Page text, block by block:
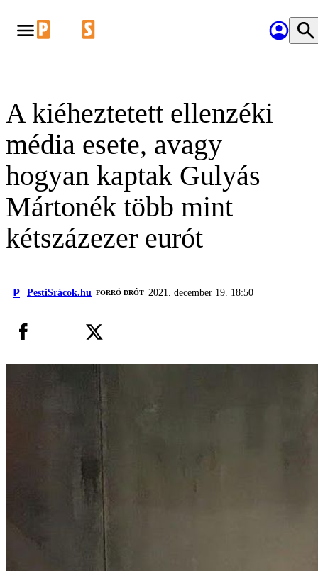
A kiéheztetett ellenzéki
média esete, avagy
hogyan kaptak Gulyás
Mártonék több mint
kétszázezer eurót
P PestiSrácok.hu FORRÓ DRÓT 2021. december 19. 18:50